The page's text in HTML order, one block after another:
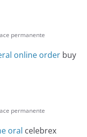
permanente
online order buy
permanente
oral celebrex